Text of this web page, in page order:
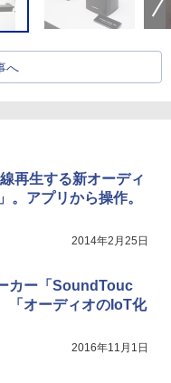
へ
再生する新オーディ
アプリから操作。
2014年2月25日
カー「SoundTouc
「オーディオのIoT化
2016年11月1日